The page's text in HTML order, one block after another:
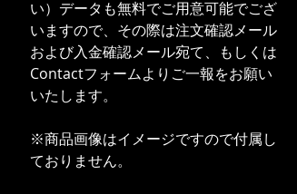
い）データも無料でご用意可能でござ
いますので、その際は注文確認メール
および入金確認メール宛て、もしくは
Contactフォームよりご一報をお願い
いたします。
※商品画像はイメージですので付属し
ておりません。